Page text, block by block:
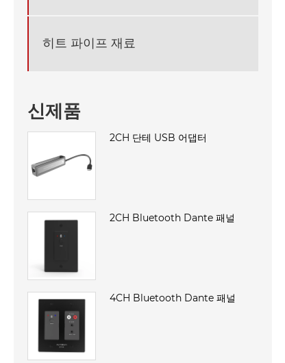
히트 파이프 재료
신제품
2CH 단테 USB 어댑터
2CH Bluetooth Dante 패널
4CH Bluetooth Dante 패널